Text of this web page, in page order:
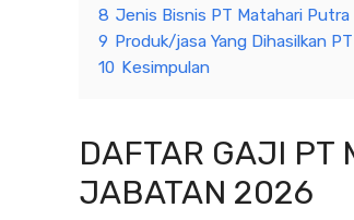
8 Jenis Bisnis PT Matahari Putra
9 Produk/jasa Yang Dihasilkan
10 Kesimpulan
DAFTAR GAJI PT
JABATAN 2026